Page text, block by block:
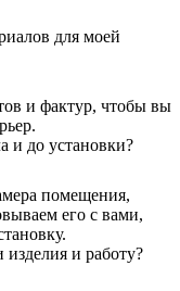
для моей
и фактур, чтобы вы
и до установки?
помещения,
его с вами,
и работу?